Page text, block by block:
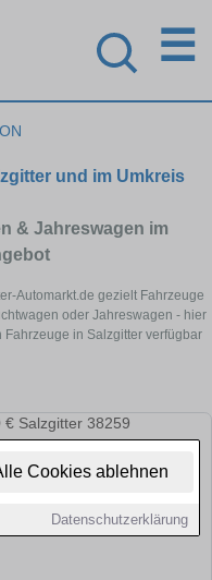
Cookies ablehnen
Datenschutzerklärung
☰
und im Umkreis
& Jahreswagen im
Automarkt.de gezielt Fahrzeuge
oder Jahreswagen - hier
in Salzgitter verfügbar